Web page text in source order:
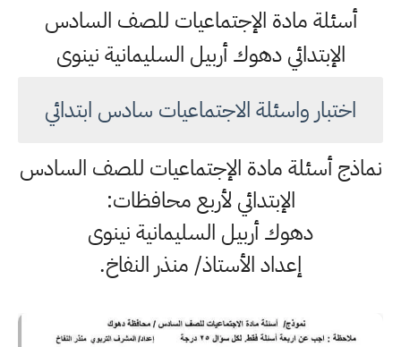
أسئلة مادة الإجتماعيات للصف السادس
الإبتدائي دهوك أربيل السليمانية نينوى
اختبار واسئلة الاجتماعيات سادس ابتدائي
نماذج أسئلة مادة الإجتماعيات للصف السادس
الإبتدائي لأربع محافظات:
دهوك أربيل السليمانية نينوى
إعداد الأستاذ/ منذر النفاخ.